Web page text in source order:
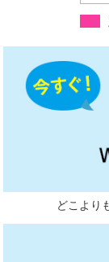
どこより